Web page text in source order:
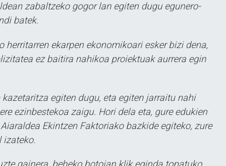
zabaltzeko gogor lan egiten dugu egunero-
batek.
herritarren ekarpen ekonomikoari esker bizi dena,
ez baitira nahikoa proiektuak aurrera egin
egiten dugu, eta egiten jarraitu nahi
ezinbestekoa zaigu. Hori dela eta, gure edukien
Ekintzen Faktoriako bazkide egiteko, zure